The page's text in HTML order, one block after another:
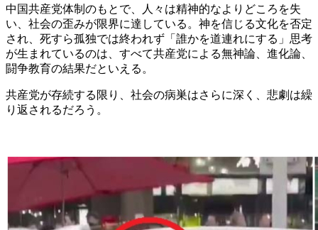
中国共産党体制のもとで、人々は精神的なよりどころを失
い、社会の歪みが限界に達している。神を信じる文化を否定
され、死すら孤独では終われず「誰かを道連れにする」思考
が生まれているのは、すべて共産党による無神論、進化論、
闘争教育の結果だといえる。
共産党が存続する限り、社会の病巣はさらに深く、悲劇は繰
り返されるだろう。